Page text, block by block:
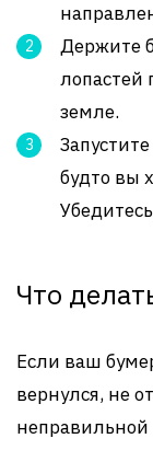
Держите
лопастей
земле.
будто вы
Что
Если ваш
вернулся, не
неправильной